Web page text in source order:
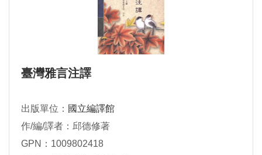
臺灣雅言注譯
出版單位： 國立編譯館
作/編/譯者：邱德修著
GPN：1009802418